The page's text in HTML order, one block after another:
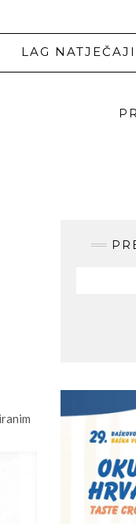
LAG NATJEČAJI